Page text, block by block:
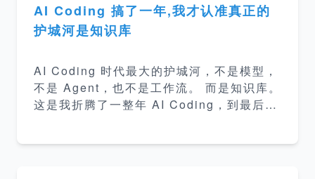
AI Coding 搞了一年,我才认准真正的
护城河是知识库
AI Coding 时代最大的护城河，不是模型，
不是 Agent，也不是工作流。 而是知识库。
这是我折腾了一整年 AI Coding，到最后才